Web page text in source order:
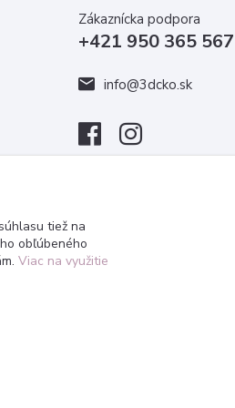
Zákaznícka podpora
+421 950 365 567
info@3dcko.sk
tiež na
obľúbeného
Viac na využitie